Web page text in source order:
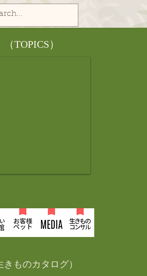
​（TOPICS）
きものカタログ）